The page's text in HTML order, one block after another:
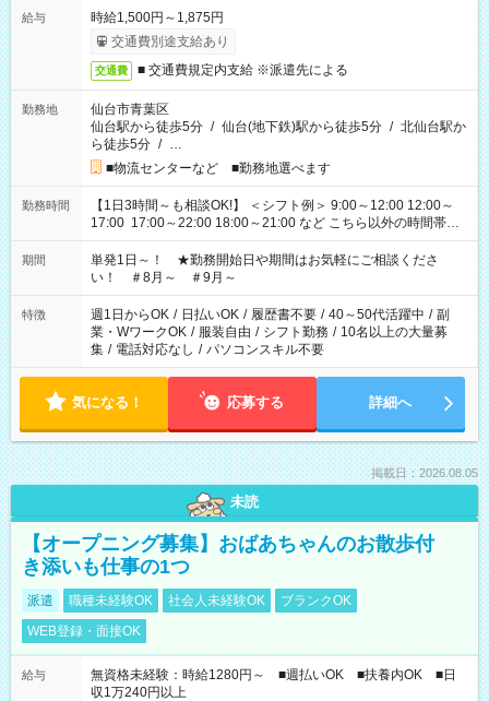
給与
時給1,500円～1,875円
交通費別途支給あり
交通費 ■ 交通費規定内支給 ※派遣先による
勤務地
仙台市青葉区
仙台駅から徒歩5分 / 仙台(地下鉄)駅から徒歩5分 / 北仙台駅か
ら徒歩5分 / …
■物流センターなど ■勤務地選べます
勤務時間
【1日3時間～も相談OK!】 ＜シフト例＞ 9:00～12:00 12:00～
17:00 17:00～22:00 18:00～21:00 など こちら以外の時間帯も
お気軽にご相談ください！
期間
単発1日～！ ★勤務開始日や期間はお気軽にご相談くださ
い！ ＃8月～ ＃9月～
特徴 週1日からOK / 日払いOK / 履歴書不要 / 40～50代活躍中 / 副
業・WワークOK / 服装自由 / シフト勤務 / 10名以上の大量募
集 / 電話対応なし / パソコンスキル不要
気になる！ 応募する 詳細へ
掲載日：2026.08.05
未読
【オープニング募集】おばあちゃんのお散歩付
き添いも仕事の1つ
派遣 職種未経験OK 社会人未経験OK
ブランクOK
WEB登録・面接OK
給与
無資格未経験：時給1280円～ ■週払いOK ■扶養内OK ■日
収1万240円以上